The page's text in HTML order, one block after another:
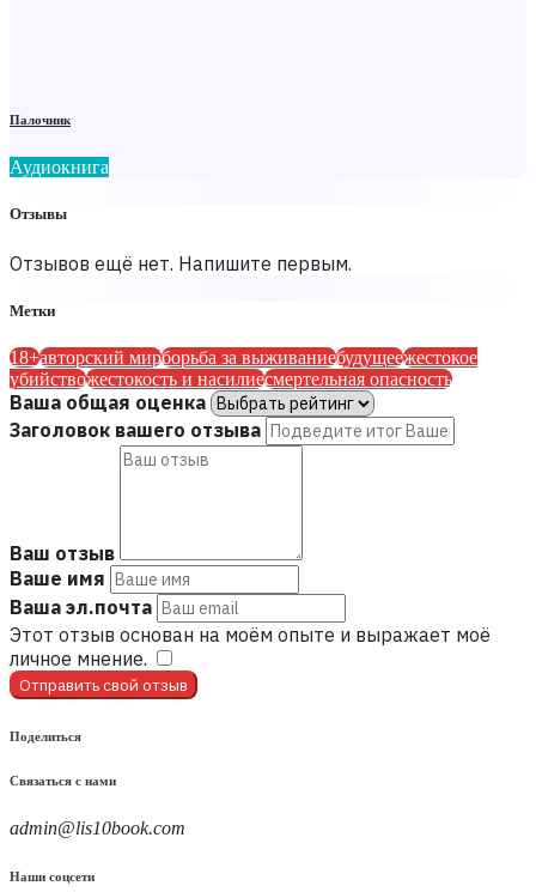
Палочник
Аудиокнига
Отзывы
Отзывов ещё нет. Напишите первым.
Метки
18+авторский мирборьба за выживаниебудущеежестокое
убийствожестокость и насилиесмертельная опасность
Ваша общая оценка
Заголовок вашего отзыва
Ваш отзыв
Ваше имя
Ваша эл.почта
Этот отзыв основан на моём опыте и выражает моё
личное мнение.
Отправить свой отзыв
Поделиться
Связаться с нами
admin@lis10book.com
Наши соцсети